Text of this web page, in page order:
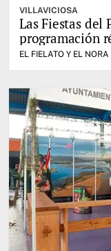
VILLAVICIOSA
Las Fiestas del
programación
EL FIELATO Y EL NORA